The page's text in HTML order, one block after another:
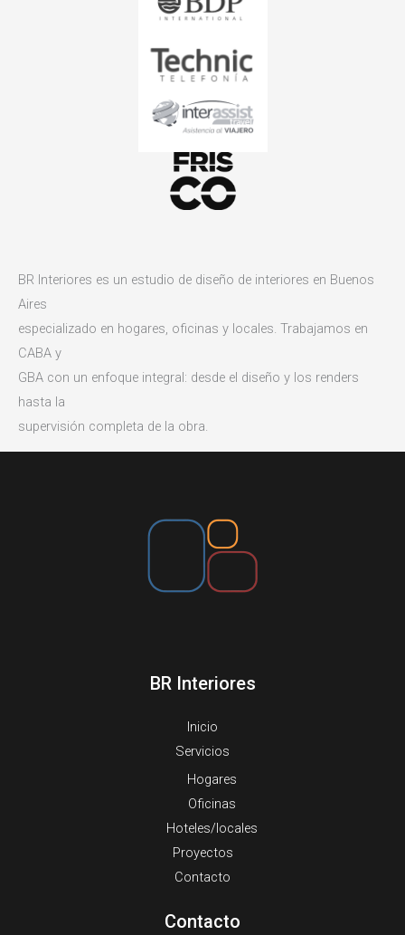
BR Interiores es un estudio de diseño de interiores en Buenos
Aires
especializado en hogares, oficinas y locales. Trabajamos en
CABA y
GBA con un enfoque integral: desde el diseño y los renders
hasta la
supervisión completa de la obra.
BR Interiores
Inicio
Servicios
Hogares
Oficinas
Hoteles/locales
Proyectos
Contacto
Contacto